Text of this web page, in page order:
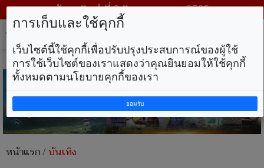
วันอาทิตย์ ที่ 9 สิงหาคม พ.ศ. 2569
หน้าแรก/บันเทิง
การเก็บและใช้คุกกี้
เว็บไซต์นี้ใช้คุกกี้เพื่อปรับปรุงประสบการณ์ของผู้ใช้
การใช้เว็บไซต์ของเราแสดงว่าคุณยินยอมให้ใช้คุกกี้
ทั้งหมดตามนโยบายคุกกี้ของเรา
ยอมรับ